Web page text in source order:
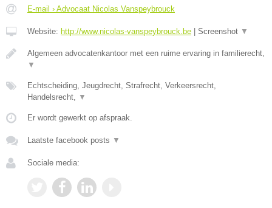
E-mail › Advocaat Nicolas Vanspeybrouck
Website: http://www.nicolas-vanspeybrouck.be Screenshot ▼
Algemeen advocatenkantoor met een ruime ervaring in familierecht,
▼
Echtscheiding, Jeugdrecht, Strafrecht, Verkeersrecht,
Handelsrecht, ▼
Er wordt gewerkt op afspraak.
Laatste facebook posts ▼
Sociale media: